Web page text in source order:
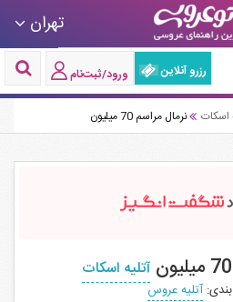
تهران
رزرو آنلاین ورود/ثبت‌نام
اسکات نرمال مراسم 70 میلیون
آتلیه اسکات
آتلیه عروس